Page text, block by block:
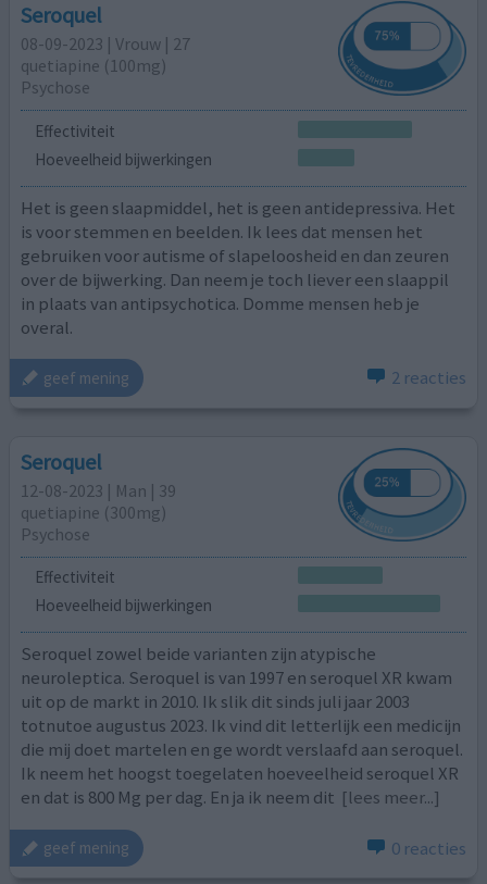
Seroquel
08-09-2023 | Vrouw | 27
quetiapine (100mg)
Psychose
Effectiviteit
Hoeveelheid bijwerkingen
Het is geen slaapmiddel, het is geen antidepressiva. Het
is voor stemmen en beelden. Ik lees dat mensen het
gebruiken voor autisme of slapeloosheid en dan zeuren
over de bijwerking. Dan neem je toch liever een slaappil
in plaats van antipsychotica. Domme mensen heb je
overal.
geef mening 2 reacties
Seroquel
12-08-2023 | Man | 39
quetiapine (300mg)
Psychose
Effectiviteit
Hoeveelheid bijwerkingen
Seroquel zowel beide varianten zijn atypische
neuroleptica. Seroquel is van 1997 en seroquel XR kwam
uit op de markt in 2010. Ik slik dit sinds juli jaar 2003
totnutoe augustus 2023. Ik vind dit letterlijk een medicijn
die mij doet martelen en ge wordt verslaafd aan seroquel.
Ik neem het hoogst toegelaten hoeveelheid seroquel XR
en dat is 800 Mg per dag. En ja ik neem dit [lees meer...]
geef mening 0 reacties